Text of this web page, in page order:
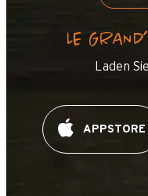
LE
Laden
APPSTORE